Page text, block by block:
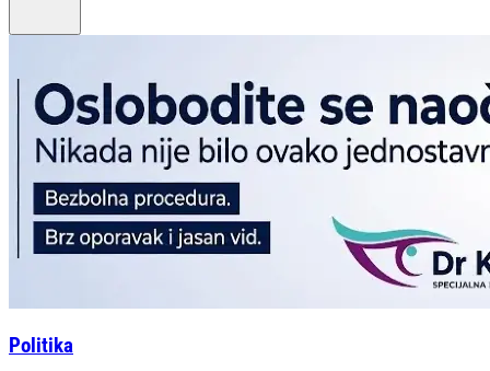
Politika